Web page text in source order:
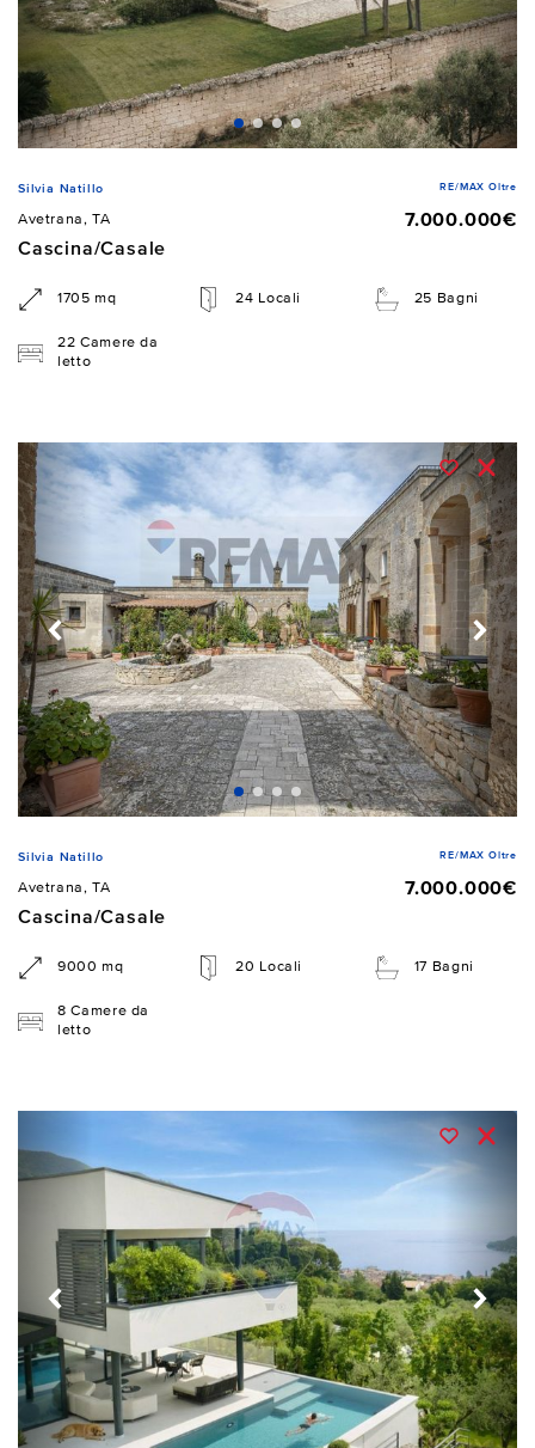
Silvia Natillo RE/MAX Oltre
Avetrana, TA
7.000.000€
Cascina/Casale
1705 mq 24 Locali 25 Bagni
22 Camere da
letto
Silvia Natillo RE/MAX Oltre
Avetrana, TA
7.000.000€
Cascina/Casale
9000 mq 20 Locali 17 Bagni
8 Camere da
letto